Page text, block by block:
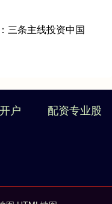
三条主线投资中国
户
配资专业股